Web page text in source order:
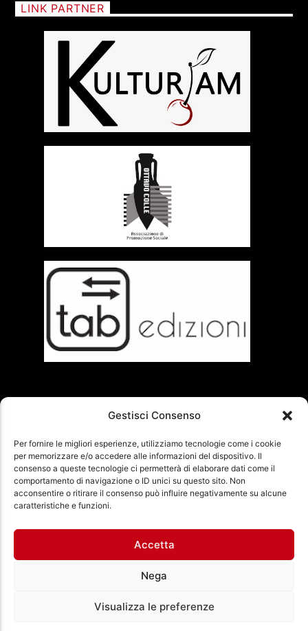
Gestisci Consenso
Per fornire le migliori esperienze, utilizziamo tecnologie come i cookie
per memorizzare e/o accedere alle informazioni del dispositivo. Il
consenso a queste tecnologie ci permetterà di elaborare dati come il
comportamento di navigazione o ID unici su questo sito. Non
acconsentire o ritirare il consenso può influire negativamente su alcune
caratteristiche e funzioni.
Accetta
Nega
Visualizza le preferenze
LINK PARTNER
PAGINE NEXT
Ass. Cult. Dissociazione - Codice fiscale:
Città Aperta via di Casal Bruciato 31/A, Roma